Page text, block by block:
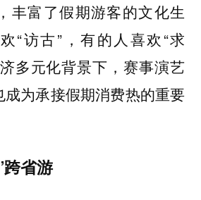
丰富了假期游客的文化生
“访古”，有的人喜欢“求
多元化背景下，赛事演艺
为承接假期消费热的重要
跨省游